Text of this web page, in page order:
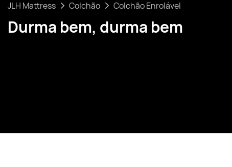
JLH Mattress Colchão Colchão Enrolável
Durma bem, durma bem